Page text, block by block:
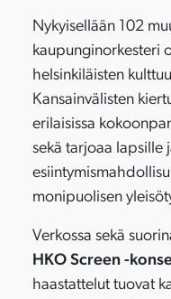
Nykyisellään 102
kaupunginorkesteri
helsinkiläisten
Kansainvälisten
erilaisissa
sekä tarjoaa lapsille
monipuolisen
Verkossa sekä
HKO Screen -
haastattelut tuovat